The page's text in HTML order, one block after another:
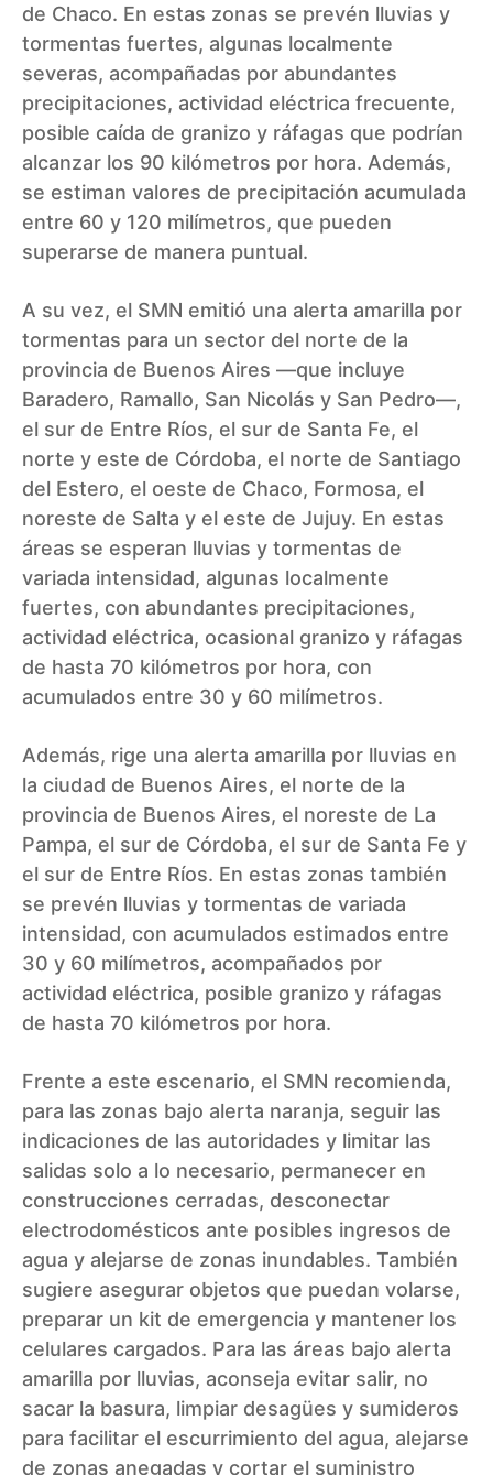
de Chaco. En estas zonas se prevén lluvias y
tormentas fuertes, algunas localmente
severas, acompañadas por abundantes
precipitaciones, actividad eléctrica frecuente,
posible caída de granizo y ráfagas que podrían
alcanzar los 90 kilómetros por hora. Además,
se estiman valores de precipitación acumulada
entre 60 y 120 milímetros, que pueden
superarse de manera puntual.
A su vez, el SMN emitió una alerta amarilla por
tormentas para un sector del norte de la
provincia de Buenos Aires —que incluye
Baradero, Ramallo, San Nicolás y San Pedro—,
el sur de Entre Ríos, el sur de Santa Fe, el
norte y este de Córdoba, el norte de Santiago
del Estero, el oeste de Chaco, Formosa, el
noreste de Salta y el este de Jujuy. En estas
áreas se esperan lluvias y tormentas de
variada intensidad, algunas localmente
fuertes, con abundantes precipitaciones,
actividad eléctrica, ocasional granizo y ráfagas
de hasta 70 kilómetros por hora, con
acumulados entre 30 y 60 milímetros.
Además, rige una alerta amarilla por lluvias en
la ciudad de Buenos Aires, el norte de la
provincia de Buenos Aires, el noreste de La
Pampa, el sur de Córdoba, el sur de Santa Fe y
el sur de Entre Ríos. En estas zonas también
se prevén lluvias y tormentas de variada
intensidad, con acumulados estimados entre
30 y 60 milímetros, acompañados por
actividad eléctrica, posible granizo y ráfagas
de hasta 70 kilómetros por hora.
Frente a este escenario, el SMN recomienda,
para las zonas bajo alerta naranja, seguir las
indicaciones de las autoridades y limitar las
salidas solo a lo necesario, permanecer en
construcciones cerradas, desconectar
electrodomésticos ante posibles ingresos de
agua y alejarse de zonas inundables. También
sugiere asegurar objetos que puedan volarse,
preparar un kit de emergencia y mantener los
celulares cargados. Para las áreas bajo alerta
amarilla por lluvias, aconseja evitar salir, no
sacar la basura, limpiar desagües y sumideros
para facilitar el escurrimiento del agua, alejarse
de zonas anegadas y cortar el suministro